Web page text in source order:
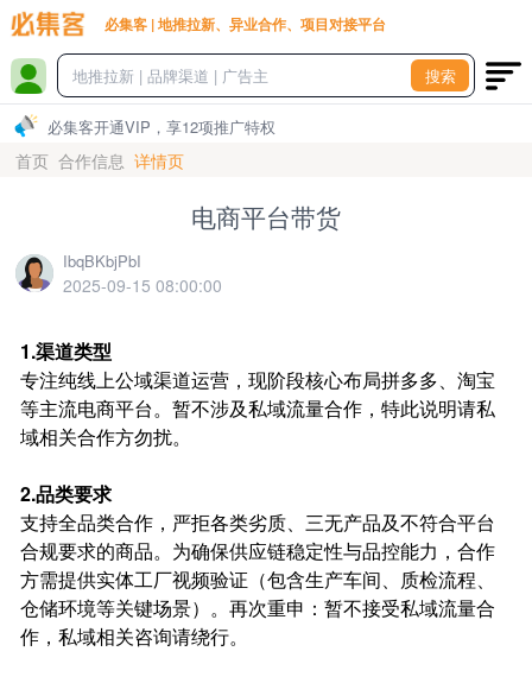
必集客 | 地推拉新、异业合作、项目对接平台
搜索
必集客开通VIP，享12项推广特权
首页 合作信息 详情页
电商平台带货
IbqBKbjPbI
2025-09-15 08:00:00
1.渠道类型
专注纯线上公域渠道运营，现阶段核心布局拼多多、淘宝
等主流电商平台。暂不涉及私域流量合作，特此说明请私
域相关合作方勿扰。
2.品类要求
支持全品类合作，严拒各类劣质、三无产品及不符合平台
合规要求的商品。为确保供应链稳定性与品控能力，合作
方需提供实体工厂视频验证（包含生产车间、质检流程、
仓储环境等关键场景）。再次重申：暂不接受私域流量合
作，私域相关咨询请绕行。